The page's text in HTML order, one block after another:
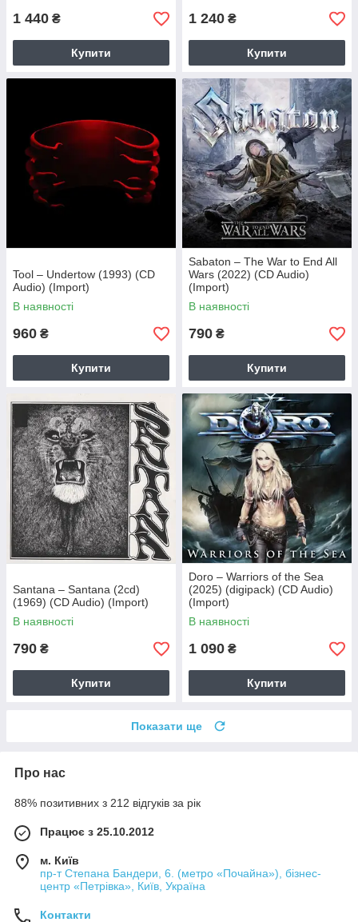
1 440 ₴
Купити
1 240 ₴
Купити
Tool – Undertow (1993) (CD
Audio) (Import)
В наявності
960 ₴
Купити
Sabaton – The War to End All
Wars (2022) (CD Audio)
(Import)
В наявності
790 ₴
Купити
Santana – Santana (2cd)
(1969) (CD Audio) (Import)
В наявності
790 ₴
Купити
Doro – Warriors of the Sea
(2025) (digipack) (CD Audio)
(Import)
В наявності
1 090 ₴
Купити
Показати ще
Про нас
88% позитивних з 212 відгуків за рік
Працює з 25.10.2012
м. Київ
пр-т Степана Бандери, 6. (метро «Почайна»), бізнес-
центр «Петрівка», Київ, Україна
Контакти